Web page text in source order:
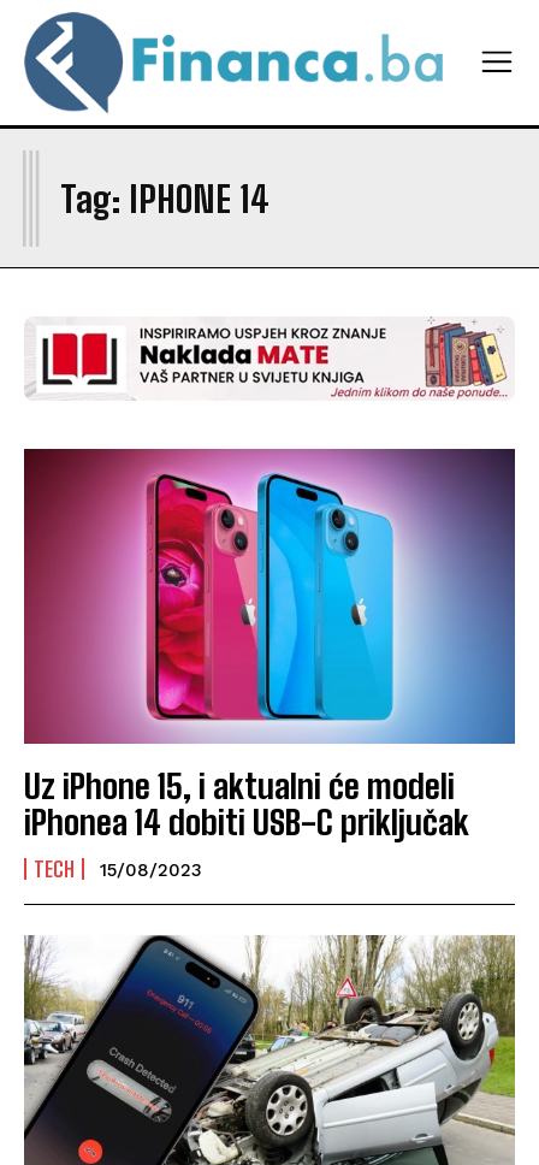
Tag: IPHONE 14
I
Uz iPhone 15, i aktualni će modeli
iPhonea 14 dobiti USB-C priključak
TECH 15/08/2023